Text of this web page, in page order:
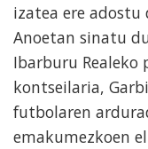
izatea ere
Anoetan sinatu
Ibarburu Realeko
kontseilaria,
futbolaren
emakumezkoen